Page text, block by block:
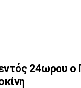
24ωρου ο